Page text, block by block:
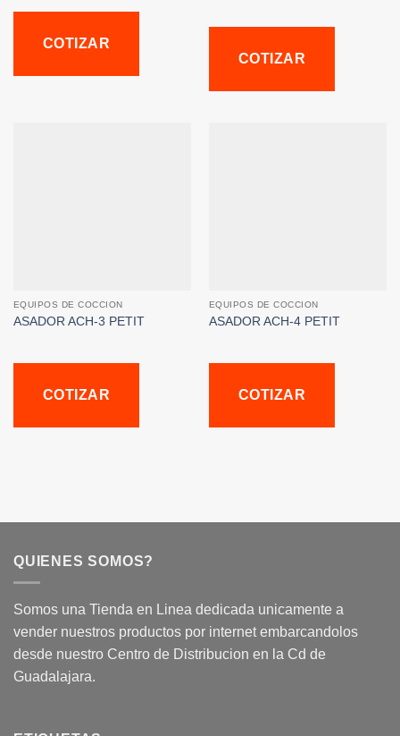
COTIZAR
COTIZAR
EQUIPOS DE COCCION
ASADOR ACH-3 PETIT
COTIZAR
EQUIPOS DE COCCION
ASADOR ACH-4 PETIT
COTIZAR
QUIENES SOMOS?
Somos una Tienda en Linea dedicada unicamente a
vender nuestros productos por internet embarcandolos
desde nuestro Centro de Distribucion en la Cd de
Guadalajara.